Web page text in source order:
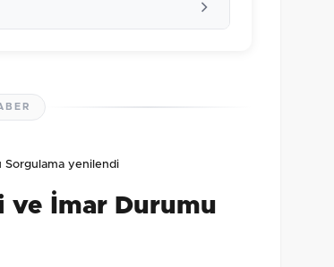
Gönder
Sorgulama yenilendi
ve İmar Durumu